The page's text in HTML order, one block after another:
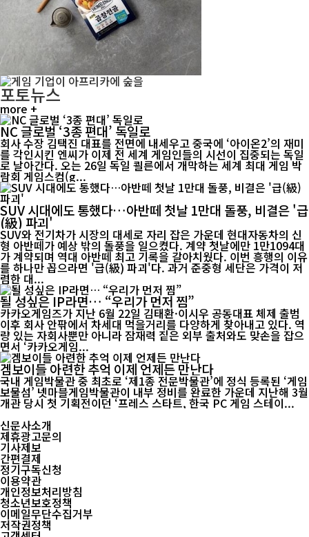
포토뉴스
more +
NC 글로벌 ‘3종 편대’ 독일로
회사 수장 김택진 대표를 전면에 내세우고 중국에 ‘아이온2’의 재미
를 각인시킨 엔씨가 이제 전 세계 게임인들의 시선이 집중되는 독일
로 날아간다. 오는 26일 독일 쾰른에서 개막하는 세계 최대 게임 박
람회 게임스컴(g...
SUV 시대에도 통했다…아반떼 첫날 1만대 돌풍, 비결은 '급
(級) 파괴'
SUV와 전기차가 시장의 대세로 자리 잡은 가운데 현대자동차의 신
형 아반떼가 예상 밖의 돌풍을 일으켰다. 계약 첫날에만 1만1094대
가 계약되며 역대 아반떼 최고 기록을 갈아치웠다. 이번 흥행의 이유
를 하나만 꼽으라면 '급(級) 파괴'다. 과거 준중형 세단은 가격이 저
렴한 대...
될 성싶은 IP라면… “우리가 먼저 찜”
카카오게임즈가 지난 6월 22일 김태환·이시우 공동대표 체제 출범
이후 회사 안팎에서 차세대 먹을거리를 다양하게 찾아내고 있다. 역
량 있는 자회사뿐만 아니라 잠재력 짙은 외부 출처와도 맞손을 잡으
면서 ‘카카오게임...
겜보이들 아련한 추억 이제 언제든 만난다
국내 게임박물관 중 최초로 ‘제1종 전문박물관’에 정식 등록된 ‘게임
보물섬’ 넷마블게임박물관이 내부 정비를 완료한 가운데 지난해 3월
개관 당시 첫 기획전이던 ‘프레스 스타트, 한국 PC 게임 스테이...
신문사소개
제휴광고문의
기사제보
간편결제
정기구독신청
이용약관
개인정보처리방침
청소년보호정책
이메일무단수집거부
저작권정책